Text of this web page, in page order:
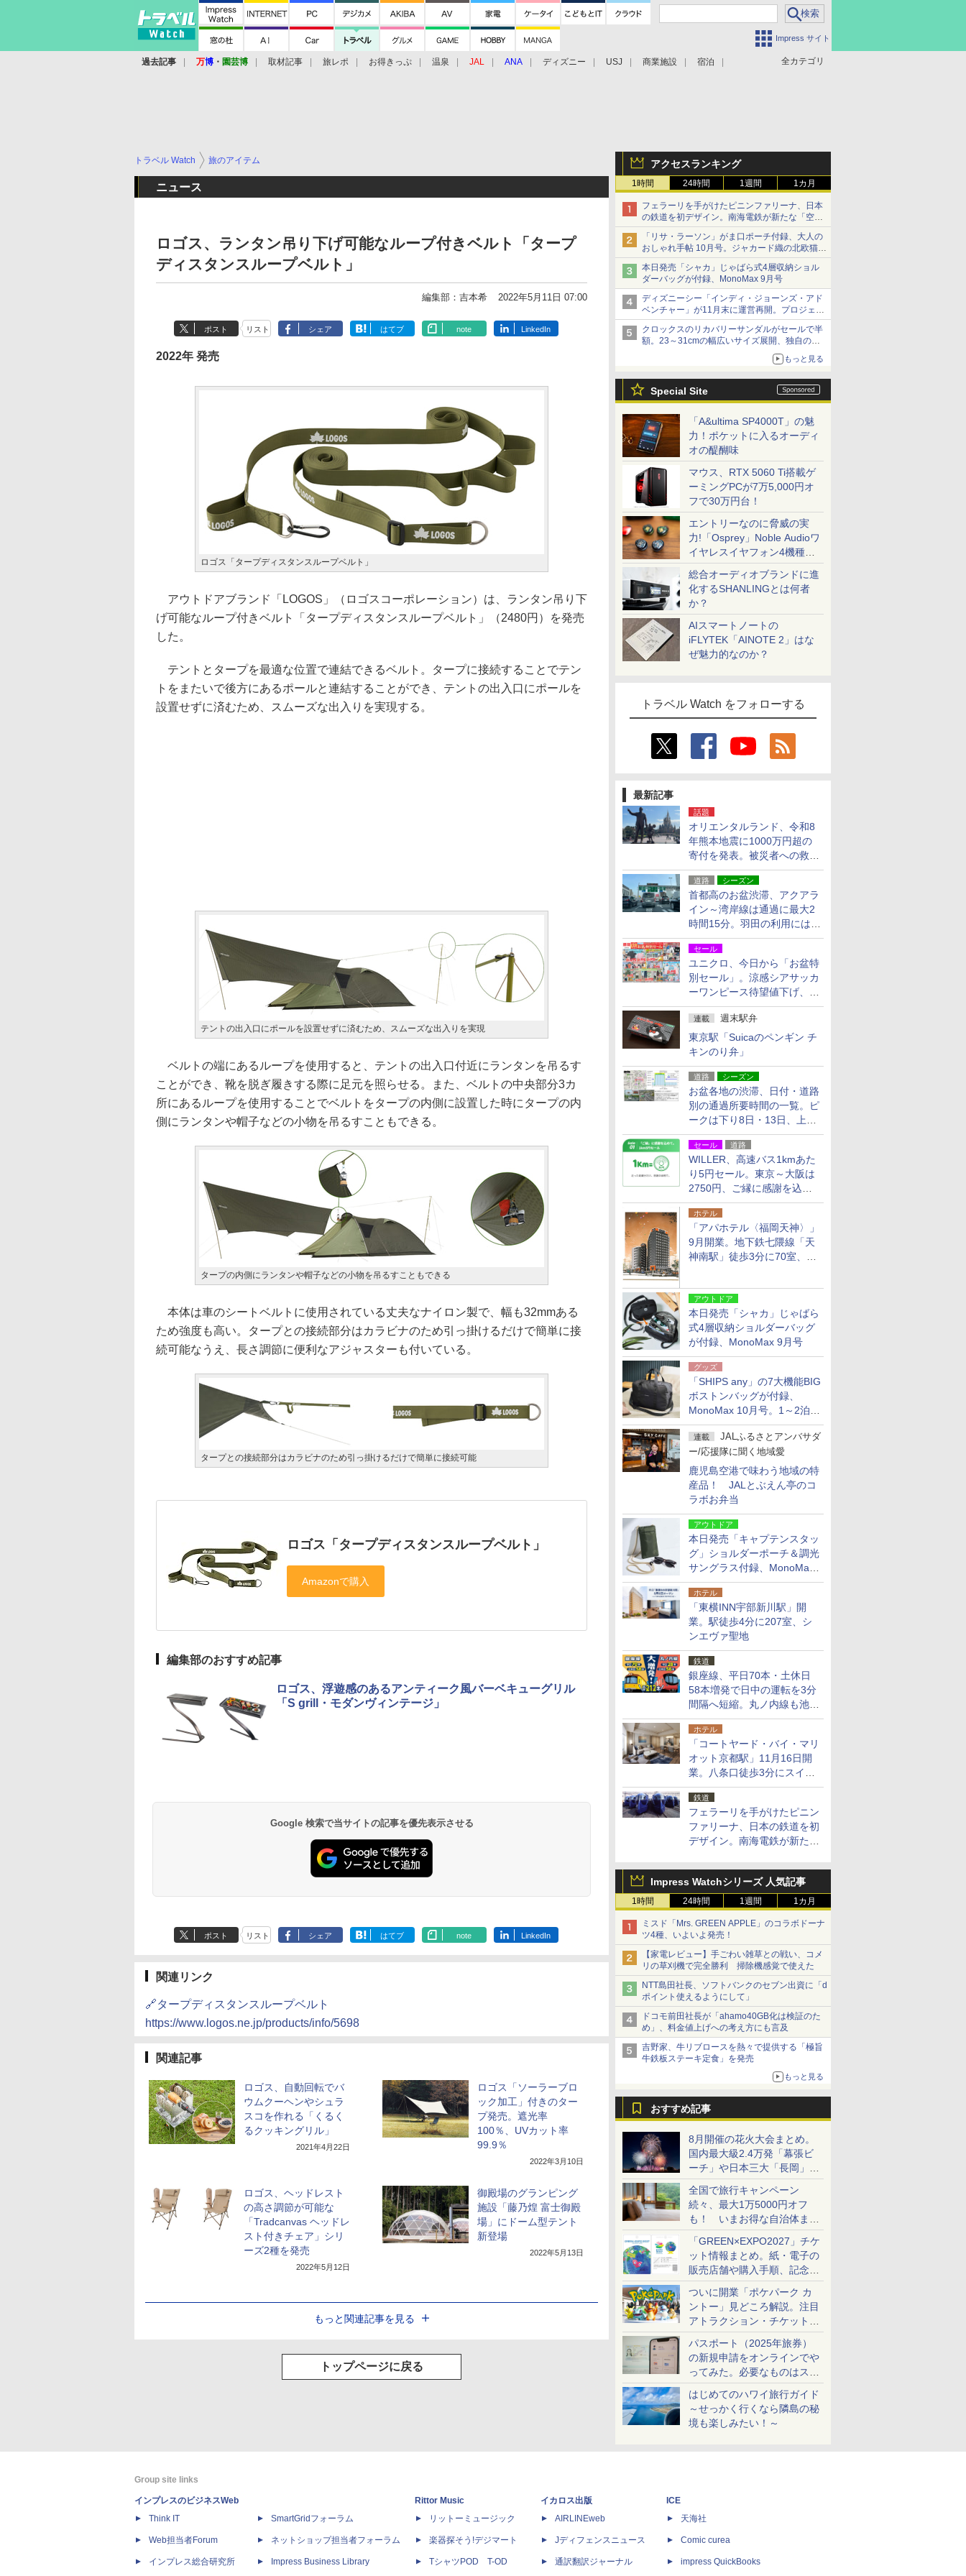
Impress サイト
全カテゴリ
過去記事 万博 ・ 園芸博 取材記事 旅レポ お得きっぷ 温泉 JAL ANA ディズニー USJ 商業施設 宿泊
アクセスランキング
1時間 24時間 1週間 1カ月
フェラーリを手がけたピニンファリーナ、日本
の鉄道を初デザイン。南海電鉄が新たな「空港
特急」をなにわ筋線へ導入
「リサ・ラーソン」がま口ポーチ付録、大人の
おしゃれ手帖 10月号。ジャカード織の北欧猫デ
ザイン
本日発売「シャカ」じゃばら式4層収納ショル
ダーバッグが付録、MonoMax 9月号
ディズニーシー「インディ・ジョーンズ・アド
ベンチャー」が11月末に運営再開。プロジェク
ションマッピングを追加、DPAは1500円
クロックスのリカバリーサンダルがセールで半
額。23～31cmの幅広いサイズ展開、独自のク
もっと見る
Special Site
「A&ultima SP4000T」の魅
力！ポケットに入るオーディ
オの醍醐味
マウス、RTX 5060 Ti搭載ゲ
ーミングPCが7万5,000円オ
フで30万円台！
エントリーなのに脅威の実
力!「Osprey」Noble Audioワ
イヤレスイヤフォン4機種を
一気に聴く
総合オーディオブランドに進
化するSHANLINGとは何者
か？
AIスマートノートの
iFLYTEK「AINOTE 2」はな
ぜ魅力的なのか？
トラベル Watch をフォローする
最新記事
話題
オリエンタルランド、令和8
年熊本地震に1000万円超の
寄付を発表。被災者への救援
活動・復旧支援
道路 シーズン
首都高のお盆渋滞、アクアラ
イン～湾岸線は通過に最大2
時間15分。羽田の利用には
「空港西出口」の利用検討を
セール
ユニクロ、今日から「お盆特
別セール」。涼感シアサッカ
ーワンピース待望値下げ、撥
水ギアショーツは1990円に
連載 週末駅弁
東京駅「Suicaのペンギン チ
キンのり弁」
道路 シーズン
お盆各地の渋滞、日付・道路
別の通過所要時間の一覧。ピ
ークは下り8日・13日、上り
14日・15日
セール 道路
WILLER、高速バス1kmあた
り5円セール。東京～大阪は
2750円、ご縁に感謝を込め
た20周年記念キャンペーン
ホテル
「アパホテル〈福岡天神〉」
9月開業。地下鉄七隈線「天
神南駅」徒歩3分に70室、エ
アウトドア
本日発売「シャカ」じゃばら
式4層収納ショルダーバッグ
が付録、MonoMax 9月号
グッズ
「SHIPS any」の7大機能BIG
ボストンバッグが付録、
MonoMax 10月号。1～2泊の
荷物、キャリーオンも可能
連載
JALふるさとアンバサダ
ー/応援隊に聞く地域愛
鹿児島空港で味わう地域の特
産品！ JALとぶえん亭のコ
ラボお弁当
アウトドア
本日発売「キャプテンスタッ
グ」ショルダーポーチ＆調光
サングラス付録、MonoMax
9月号増刊
ホテル
「東横INN宇部新川駅」開
業。駅徒歩4分に207室、シ
ンエヴァ聖地
鉄道
銀座線、平日70本・土休日
58本増発で日中の運転を3分
間隔へ短縮。丸ノ内線も池袋
～中野坂上を4分間隔に
ホテル
「コートヤード・バイ・マリ
オット京都駅」11月16日開
業。八条口徒歩3分にスイー
ト含む全270室、ダイニング
も併設
鉄道
フェラーリを手がけたピニン
ファリーナ、日本の鉄道を初
デザイン。南海電鉄が新たな
導入
Impress Watchシリーズ 人気記事
1時間 24時間 1週間 1カ月
ミスド「Mrs. GREEN APPLE」のコラボドーナ
ツ4種、いよいよ発売！
【家電レビュー】手ごわい雑草との戦い、コメ
リの草刈機で完全勝利 掃除機感覚で使えた
NTT島田社長、ソフトバンクのセブン出資に「d
ポイント使えるようにして」
ドコモ前田社長が「ahamo40GB化は検証のた
め」、料金値上げへの考え方にも言及
吉野家、牛リブロースを熱々で提供する「極旨
牛鉄板ステーキ定食」を発売
もっと見る
おすすめ記事
8月開催の花火大会まとめ。
国内最大級2.4万発「幕張ビ
ーチ」や日本三大「長岡」な
ど大型イベント目白押し！
全国で旅行キャンペーン
続々、最大1万5000円オフ
も！ いまお得な自治体まと
め
「GREEN×EXPO2027」チケ
ット情報まとめ。紙・電子の
販売店舗や購入手順、記念チ
ケットも解説
ついに開業「ポケパーク カ
ントー」見どころ解説。注目
アトラクション・チケット手
配・来場前に必要な準備は？
パスポート（2025年旅券）
の新規申請をオンラインでや
ってみた。必要なものはスマ
ホとマイナカードのみ
はじめてのハワイ旅行ガイド
～せっかく行くなら隣島の秘
境も楽しみたい！～
トラベル Watch 旅のアイテム
ニュース
ロゴス、ランタン吊り下げ可能なループ付きベルト「タープ
ディスタンスループベルト」
編集部：吉本希 2022年5月11日 07:00
ポスト リスト シェア はてブ note LinkedIn
2022年 発売
ロゴス「タープディスタンスループベルト」
アウトドアブランド「LOGOS」（ロゴスコーポレーション）は、ランタン吊り下
げ可能なループ付きベルト「タープディスタンスループベルト」（2480円）を発売
した。
テントとタープを最適な位置で連結できるベルト。タープに接続することでテン
トをまたいで後方にあるポールと連結することができ、テントの出入口にポールを
設置せずに済むため、スムーズな出入りを実現する。
テントの出入口にポールを設置せずに済むため、スムーズな出入りを実現
ベルトの端にあるループを使用すると、テントの出入口付近にランタンを吊るす
ことができ、靴を脱ぎ履きする際に足元を照らせる。また、ベルトの中央部分3カ
所にあるループを使用することでベルトをタープの内側に設置した時にタープの内
側にランタンや帽子などの小物を吊るすこともできる。
タープの内側にランタンや帽子などの小物を吊るすこともできる
本体は車のシートベルトに使用されている丈夫なナイロン製で、幅も32mmある
ため強度も高い。タープとの接続部分はカラビナのため引っ掛けるだけで簡単に接
続可能なうえ、長さ調節に便利なアジャスターも付いている。
タープとの接続部分はカラビナのため引っ掛けるだけで簡単に接続可能
ロゴス「タープディスタンスループベルト」
編集部のおすすめ記事
ロゴス、浮遊感のあるアンティーク風バーベキューグリル
「S grill・モダンヴィンテージ」
Google 検索で当サイトの記事を優先表示させる
ポスト リスト シェア はてブ note LinkedIn
関連リンク
🔗タープディスタンスループベルト
https://www.logos.ne.jp/products/info/5698
関連記事
ロゴス、自動回転でバ
ウムクーヘンやシュラ
スコを作れる「くるく
るクッキングリル」
2021年4月22日
ロゴス「ソーラーブロ
ック加工」付きのター
プ発売。遮光率
100％、UVカット率
99.9％
2022年3月10日
ロゴス、ヘッドレスト
の高さ調節が可能な
「Tradcanvas ヘッドレ
スト付きチェア」シリ
ーズ2種を発売
2022年5月12日
御殿場のグランピング
施設「藤乃煌 富士御殿
場」にドーム型テント
新登場
2022年5月13日
もっと関連記事を見る
トップページに戻る
Group site links
インプレスのビジネスWeb
Think IT
Web担当者Forum
インプレス総合研究所
SmartGridフォーラム
ネットショップ担当者フォーラム
Impress Business Library
Rittor Music
リットーミュージック
楽器探そう!デジマート
TシャツPOD T-OD
イカロス出版
AIRLINEweb
Jディフェンスニュース
通訳翻訳ジャーナル
ICE
天海社
Comic curea
impress QuickBooks